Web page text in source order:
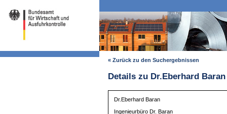
« Zurück zu den Suchergebnissen
Details zu Dr.Eberhard Baran
Dr.Eberhard Baran
Ingenieurbüro Dr. Baran